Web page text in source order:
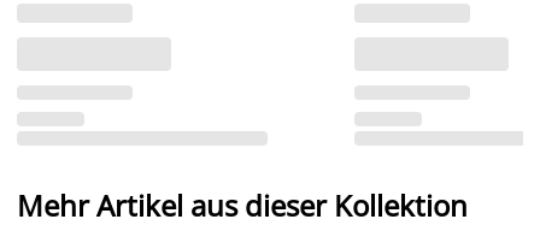
Mehr Artikel aus dieser Kollektion